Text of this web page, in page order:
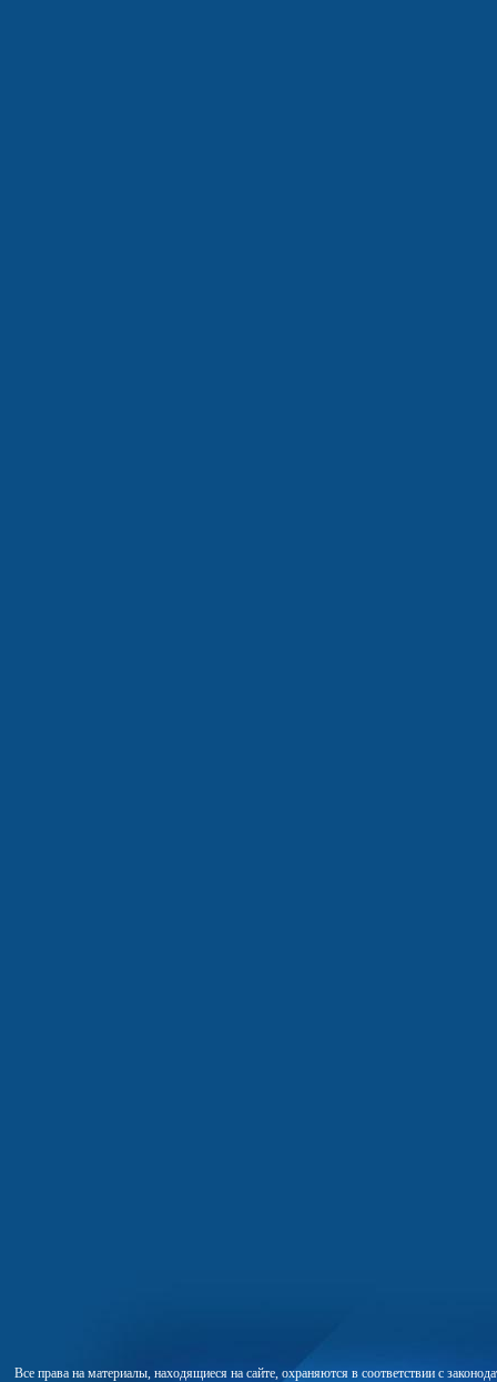
Все права на материалы, находящиеся на сайте, охраняются в соответствии с